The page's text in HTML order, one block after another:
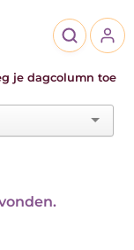
je dagcolumn toe